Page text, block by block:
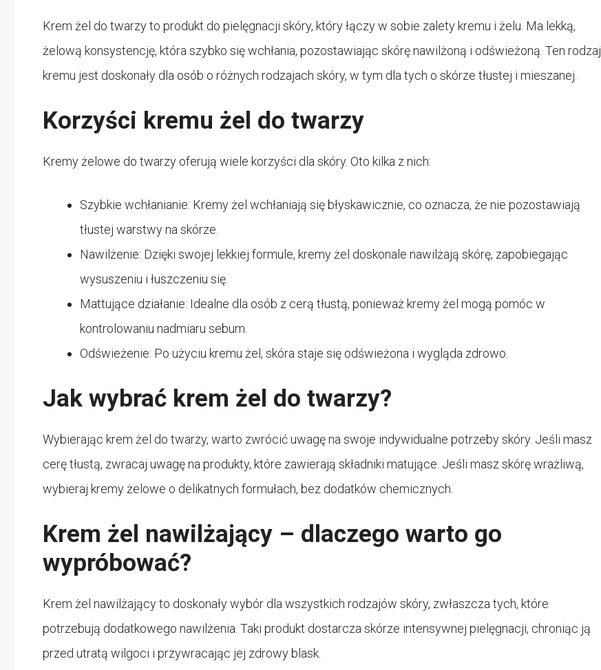
Krem żel do twarzy to produkt do pielęgnacji skóry, który łączy w sobie zalety kremu i żelu. Ma lekką,
żelową konsystencję, która szybko się wchłania, pozostawiając skórę nawilżoną i odświeżoną. Ten rodzaj
kremu jest doskonały dla osób o różnych rodzajach skóry, w tym dla tych o skórze tłustej i mieszanej.
Korzyści kremu żel do twarzy
Kremy żelowe do twarzy oferują wiele korzyści dla skóry. Oto kilka z nich:
Szybkie wchłanianie: Kremy żel wchłaniają się błyskawicznie, co oznacza, że nie pozostawiają
tłustej warstwy na skórze.
Nawilżenie: Dzięki swojej lekkiej formule, kremy żel doskonale nawilżają skórę, zapobiegając
wysuszeniu i łuszczeniu się.
Mattujące działanie: Idealne dla osób z cerą tłustą, ponieważ kremy żel mogą pomóc w
kontrolowaniu nadmiaru sebum.
Odświeżenie: Po użyciu kremu żel, skóra staje się odświeżona i wygląda zdrowo.
Jak wybrać krem żel do twarzy?
Wybierając krem żel do twarzy, warto zwrócić uwagę na swoje indywidualne potrzeby skóry. Jeśli masz
cerę tłustą, zwracaj uwagę na produkty, które zawierają składniki matujące. Jeśli masz skórę wrażliwą,
wybieraj kremy żelowe o delikatnych formułach, bez dodatków chemicznych.
Krem żel nawilżający – dlaczego warto go
wypróbować?
Krem żel nawilżający to doskonały wybór dla wszystkich rodzajów skóry, zwłaszcza tych, które
potrzebują dodatkowego nawilżenia. Taki produkt dostarcza skórze intensywnej pielęgnacji, chroniąc ją
przed utratą wilgoci i przywracając jej zdrowy blask.